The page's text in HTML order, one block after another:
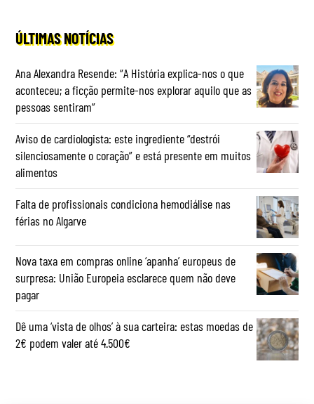
ÚLTIMAS NOTÍCIAS
Ana Alexandra Resende: “A História explica-nos o que
aconteceu; a ficção permite-nos explorar aquilo que as
pessoas sentiram”
Aviso de cardiologista: este ingrediente “destrói
silenciosamente o coração” e está presente em muitos
alimentos
Falta de profissionais condiciona hemodiálise nas
férias no Algarve
Nova taxa em compras online ‘apanha’ europeus de
surpresa: União Europeia esclarece quem não deve
pagar
Dê uma ‘vista de olhos’ à sua carteira: estas moedas de
2€ podem valer até 4.500€